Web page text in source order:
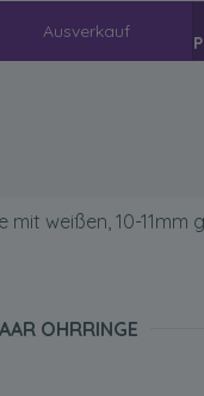
Ausverkauf
mit weißen, 10-11mm
OHRRINGE